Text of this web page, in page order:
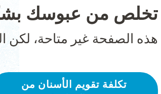
تخلص من عبوسك
هذه الصفحة غير متاحة، لكن
تكلفة تقويم الأسنان من